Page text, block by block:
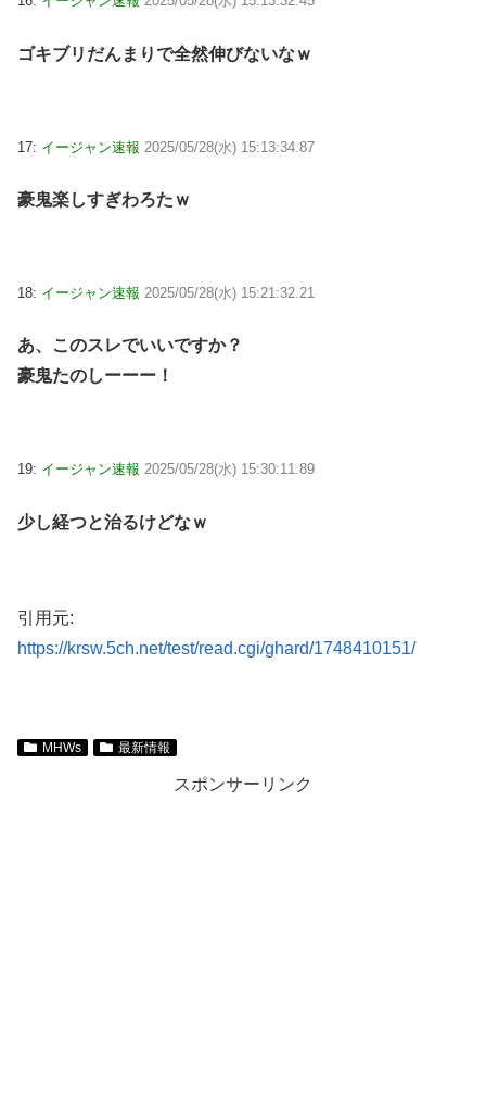
ゴキブリだんまりで全然伸びないなｗ
17: イージャン速報 2025/05/28(水) 15:13:34.87
豪鬼楽しすぎわろたｗ
18: イージャン速報 2025/05/28(水) 15:21:32.21
あ、このスレでいいですか？
豪鬼たのしーーー！
19: イージャン速報 2025/05/28(水) 15:30:11.89
少し経つと治るけどなｗ
引用元:
https://krsw.5ch.net/test/read.cgi/ghard/1748410151/
MHWs 最新情報
スポンサーリンク